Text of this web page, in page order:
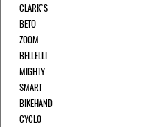
CLARK`S
BETO
ZOOM
BELLELLI
MIGHTY
SMART
BIKEHAND
CYCLO